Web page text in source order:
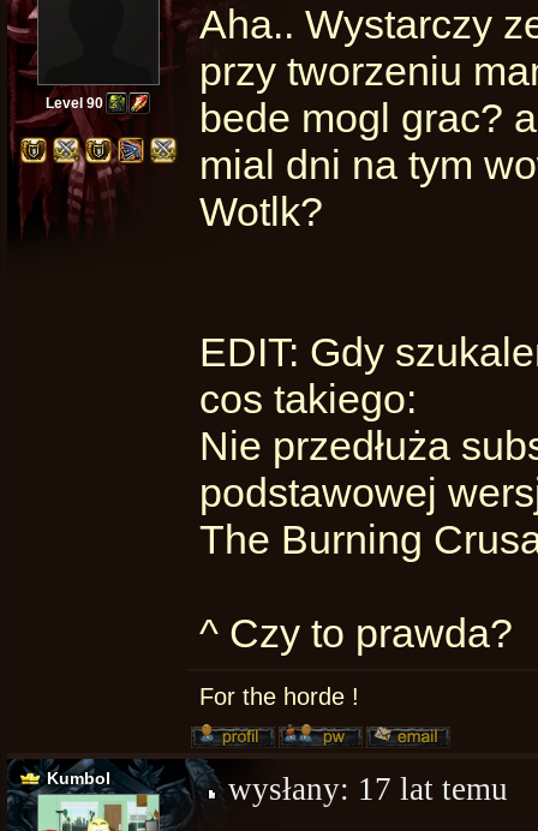
Level 90
Aha.. Wystarczy
przy tworzeniu
bede mogl grac?
mial dni na tym
Wotlk?
EDIT: Gdy
cos takiego:
Nie przedłuża
podstawowej
The Burning
^ Czy to prawda?
For the horde !
Kumbol wysłany: 17 lat temu